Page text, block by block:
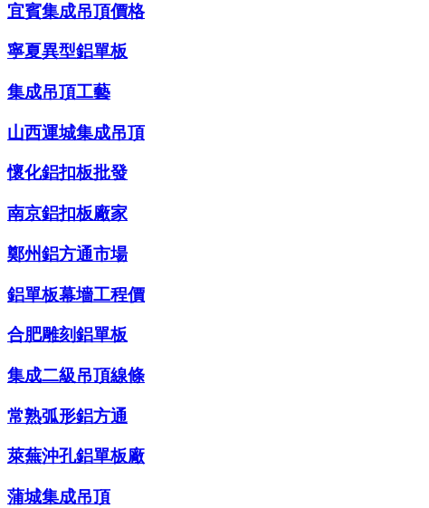
宜賓集成吊頂價格
寧夏異型鋁單板
集成吊頂工藝
山西運城集成吊頂
懷化鋁扣板批發
南京鋁扣板廠家
鄭州鋁方通市場
鋁單板幕墻工程價
合肥雕刻鋁單板
集成二級吊頂線條
常熟弧形鋁方通
萊蕪沖孔鋁單板廠
蒲城集成吊頂